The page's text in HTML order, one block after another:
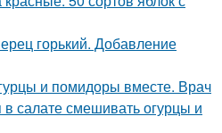
горький. Добавление
и помидоры вместе. Врач
в салате смешивать огурцы и